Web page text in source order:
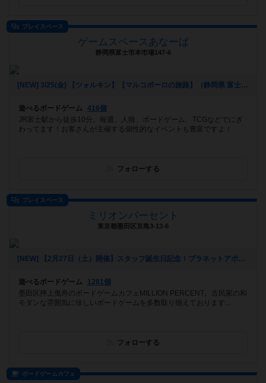
プレイスペース
ゲームスペースあなーば
静岡県富士市本市場147-6
[NEW] 3/25(金) 【ツォルキン】【マルコポーロの旅路】（静岡県 富士市 ゲームスペースあなーば）（2022年03月17日 21時11分）
遊べるボードゲーム
416個
JR富士駅から徒歩10分。毎週、人狼、ボードゲーム、TCGなどでにぎ
わってます！お客さんが主催する個性的なイベントも豊富ですよ！
フォローする
プレイスペース
ミリオンパーセント
東京都墨田区京島3-13-6
[NEW] 【2月27日（土）開催】スタッフ誕生日記念！プラネットアポカリプス会！！（2021年02月02日 13時24分）
遊べるボードゲーム
1281個
墨田区押上曳舟のボードゲームカフェMILLION PERCENT。古民家の和
モダンな雰囲気に珍しいボードゲームを多数取り揃えております...
フォローする
ボードゲームカフェ